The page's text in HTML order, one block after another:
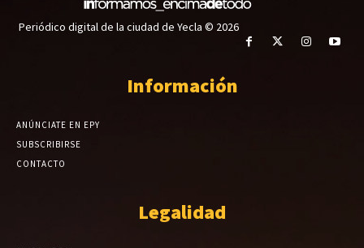
Periódico digital de la ciudad de Yecla © 2026
Información
ANÚNCIATE EN EPY
SUBSCRIBIRSE
CONTACTO
Legalidad